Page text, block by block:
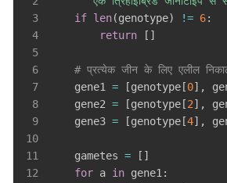
3
if len(genotype) != 6:
4
return [ ]
5
6
# प्रत्येक जीन के लिए एलील
7
    gene1
= [genotype[0] ,
8
    gene2
= [genotype[2] ,
9
    gene3
= [genotype[4] ,
10
11
    gametes
= [ ]
12
for a in gene1 :